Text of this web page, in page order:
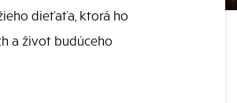
dieťaťa, ktorá ho
a život budúceho